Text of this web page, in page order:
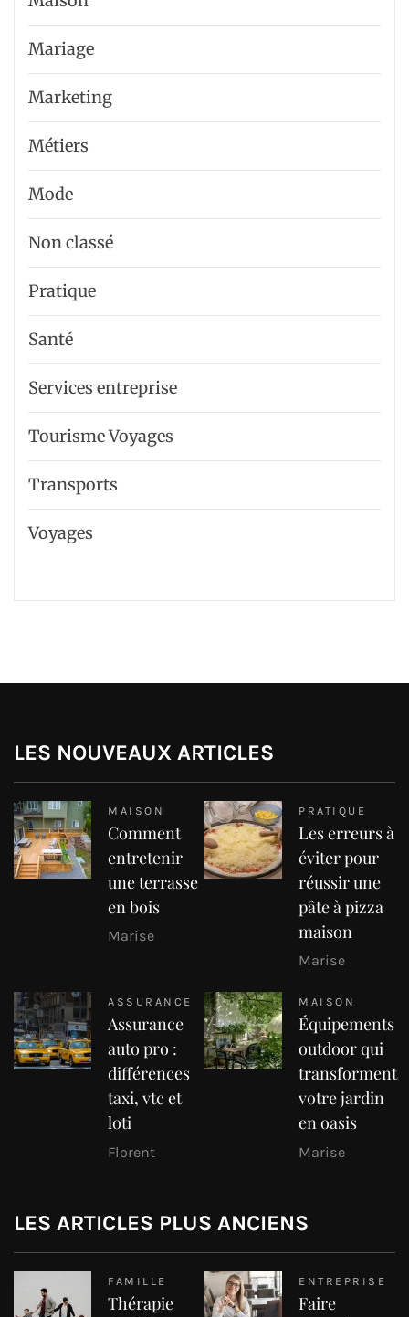
Mariage
Marketing
Métiers
Mode
Non classé
Pratique
Santé
Services entreprise
Tourisme Voyages
Transports
Voyages
LES NOUVEAUX ARTICLES
MAISON
Comment
entretenir
une terrasse
en bois
Marise
PRATIQUE
Les erreurs à
éviter pour
réussir une
pâte à pizza
maison
Marise
ASSURANCE
Assurance
auto pro :
différences
taxi, vtc et
loti
Florent
MAISON
Équipements
outdoor qui
transforment
votre jardin
en oasis
Marise
LES ARTICLES PLUS ANCIENS
FAMILLE
Thérapie
ENTREPRISE
Faire